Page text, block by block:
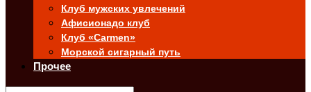
Клуб мужских увлечений
Афисионадо клуб
Клуб «Carmen»
Морской сигарный путь
Прочее